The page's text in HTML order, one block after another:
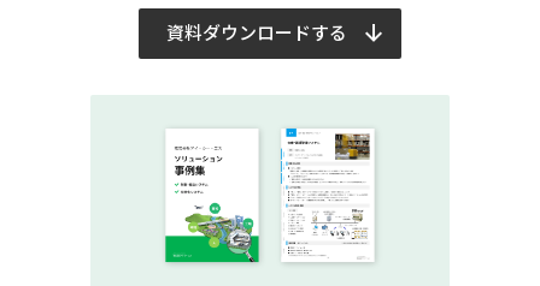
資料ダウンロードする